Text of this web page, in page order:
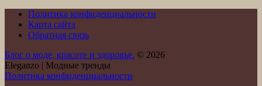
Политика конфиденциальности
Карта сайта
Обратная связь
Блог о моде, красоте и здоровье. © 2026
Eleganzo | Модные тренды
Политика конфиденциальности